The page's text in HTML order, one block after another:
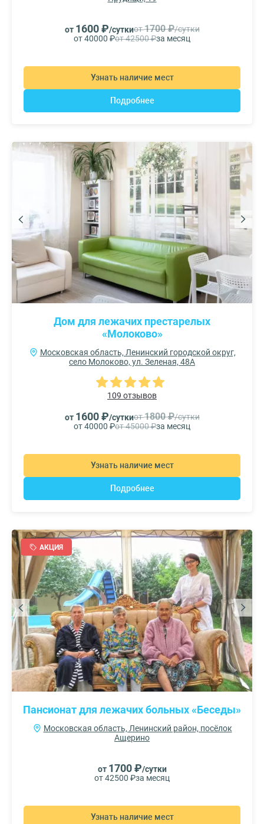
от 1600 ₽/суткиот1700 ₽/сутки
от 40000 ₽от 42500 ₽за месяц
Узнать наличие мест
Подробнее
Дом для лежачих престарелых
«Молоково»
Московская область, Ленинский городской округ,
село Молоково, ул. Зеленая, 48А
109 отзывов
от 1600 ₽/суткиот1800 ₽/сутки
от 40000 ₽от 45000 ₽за месяц
Узнать наличие мест
Подробнее
АКЦИЯ
Пансионат для лежачих больных «Беседы»
Московская область, Ленинский район, посёлок
Ащерино
от 1700 ₽/сутки
от 42500 ₽за месяц
Узнать наличие мест